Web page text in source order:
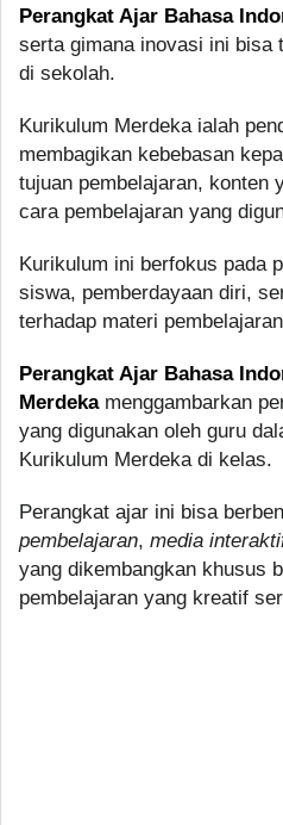
Perangkat Ajar Bahasa
serta gimana inovasi ini bisa
di sekolah.
Kurikulum Merdeka ialah
membagikan kebebasan
tujuan pembelajaran, konten
cara pembelajaran yang
Kurikulum ini berfokus pada
siswa, pemberdayaan diri,
terhadap materi
Perangkat Ajar Bahasa
Merdekamenggambarkan
yang digunakan oleh guru
Kurikulum Merdeka di kelas.
Perangkat ajar ini bisa
pembelajaran, media
yang dikembangkan khusus
pembelajaran yang kreatif